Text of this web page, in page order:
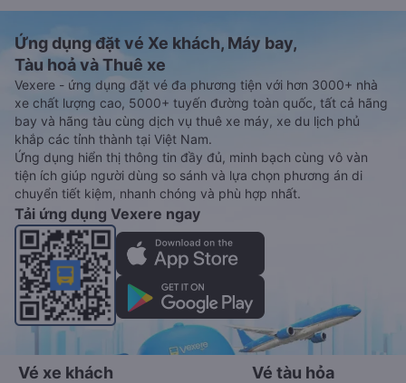
Ứng dụng đặt vé Xe khách, Máy bay,
Tàu hoả và Thuê xe
Vexere - ứng dụng đặt vé đa phương tiện với hơn 3000+ nhà
xe chất lượng cao, 5000+ tuyến đường toàn quốc, tất cả hãng
bay và hãng tàu cùng dịch vụ thuê xe máy, xe du lịch phủ
khắp các tỉnh thành tại Việt Nam.
Ứng dụng hiển thị thông tin đầy đủ, minh bạch cùng vô vàn
tiện ích giúp người dùng so sánh và lựa chọn phương án di
chuyển tiết kiệm, nhanh chóng và phù hợp nhất.
Tải ứng dụng Vexere ngay
Vé xe khách Vé tàu hỏa